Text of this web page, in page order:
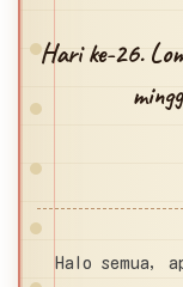
Hari ke-26.
Halo semua,